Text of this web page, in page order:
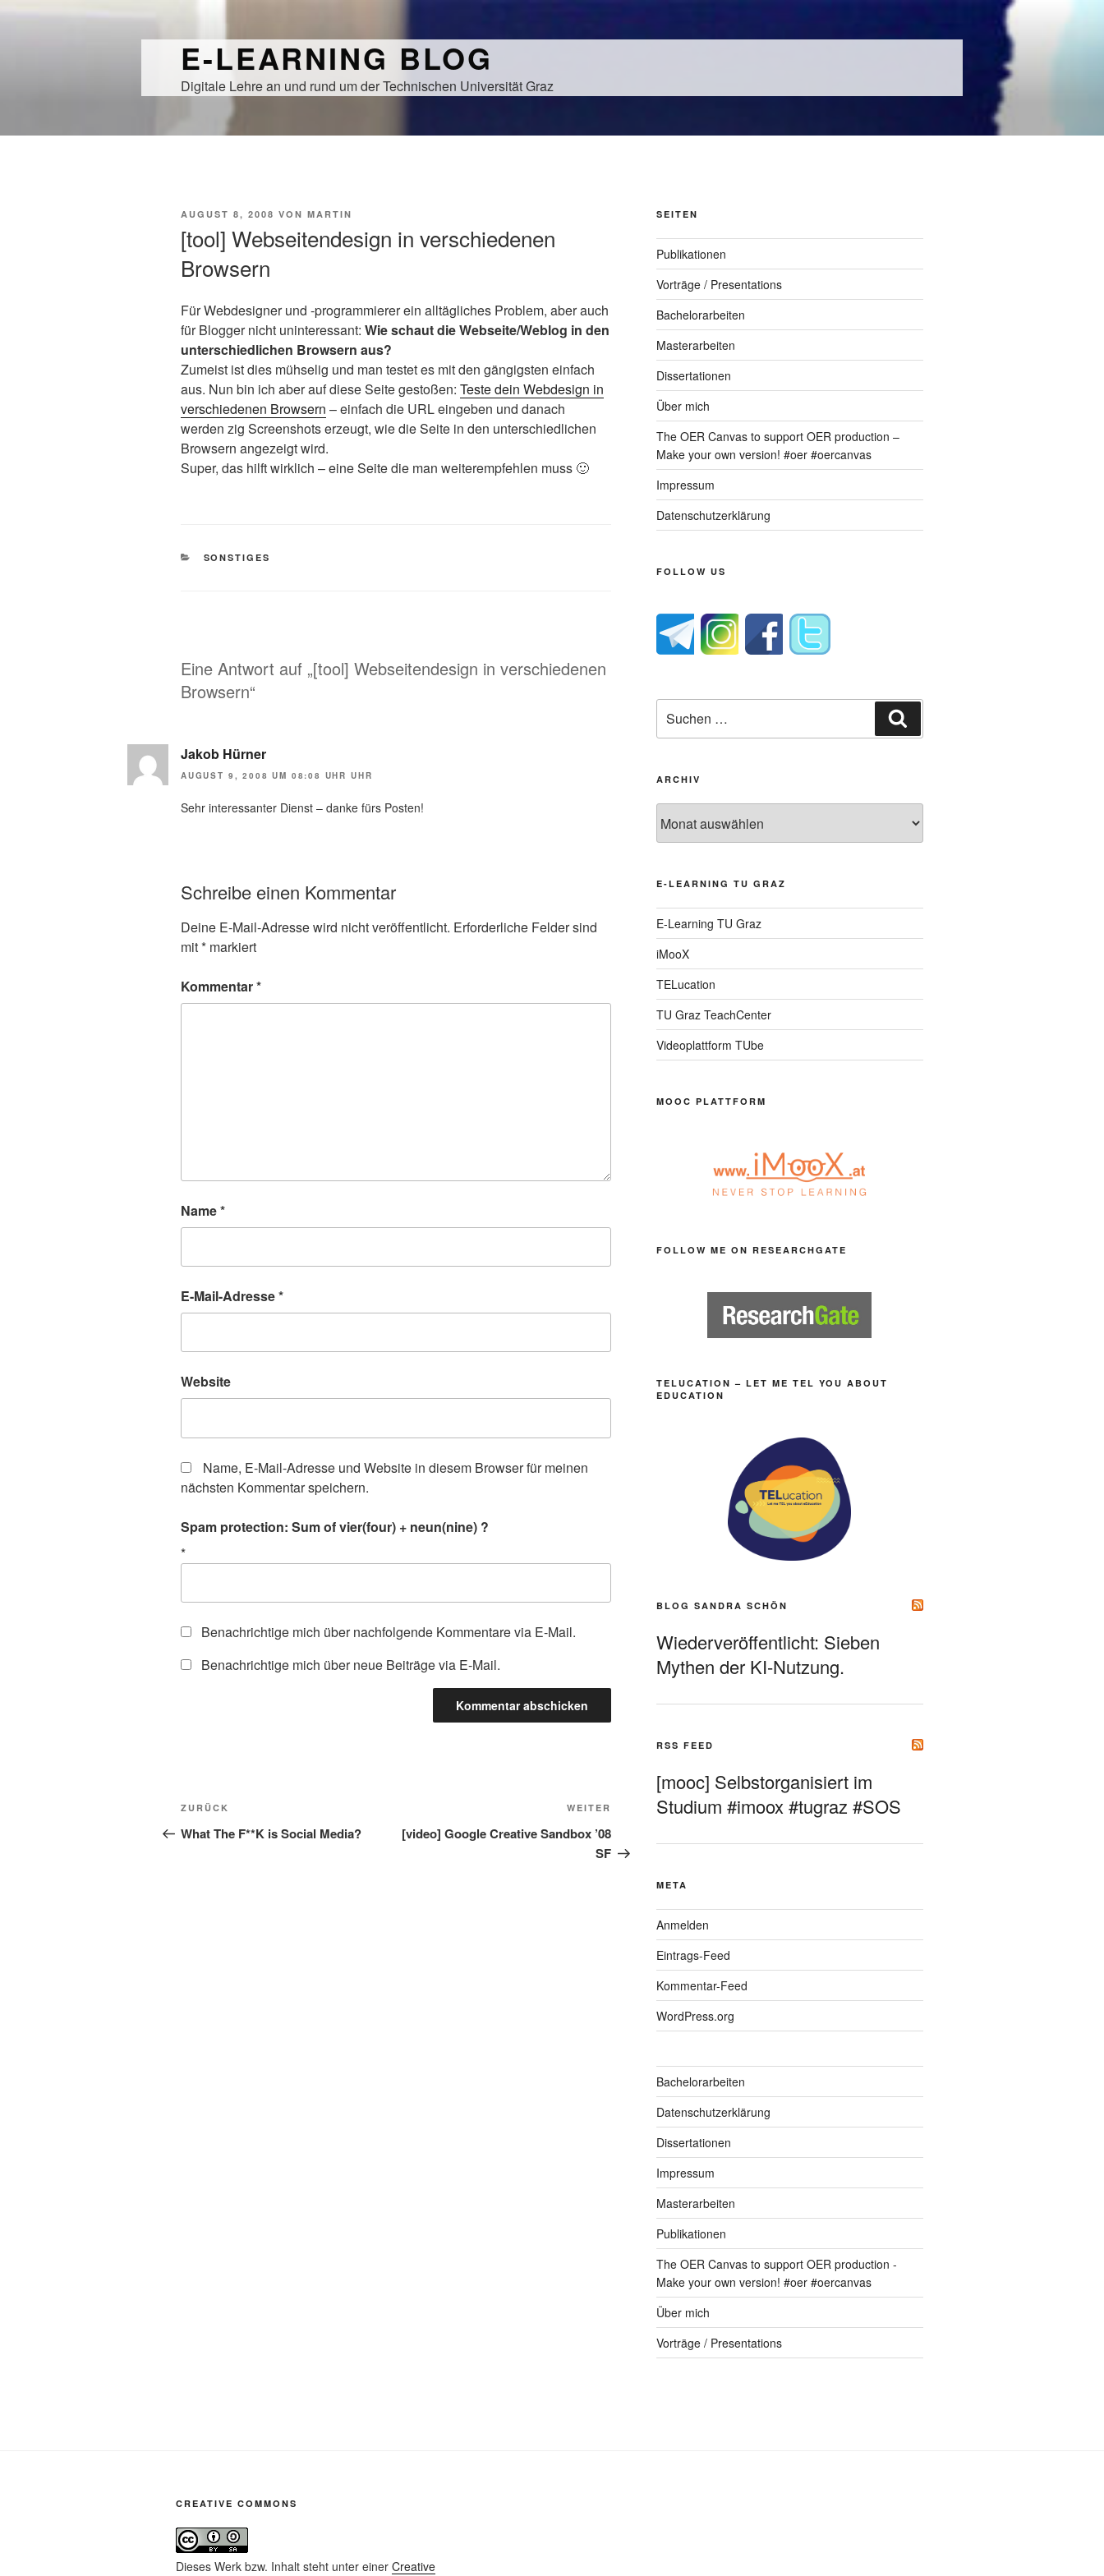
E-LEARNING BLOG
Digitale Lehre an und rund um der Technischen Universität Graz
VERÖFFENTLICHT
AUGUST 8, 2008 VON MARTIN
[tool] Webseitendesign in verschiedenen
Browsern
Für Webdesigner und -programmierer ein alltägliches Problem, aber auch
für Blogger nicht uninteressant: Wie schaut die Webseite/Weblog in den
unterschiedlichen Browsern aus?
Zumeist ist dies mühselig und man testet es mit den gängigsten einfach
aus. Nun bin ich aber auf diese Seite gestoßen: Teste dein Webdesign in
verschiedenen Browsern – einfach die URL eingeben und danach
werden zig Screenshots erzeugt, wie die Seite in den unterschiedlichen
Browsern angezeigt wird.
Super, das hilft wirklich – eine Seite die man weiterempfehlen muss 🙂
KATEGORIEN
SONSTIGES
Eine Antwort auf „[tool] Webseitendesign in verschiedenen
Browsern“
Jakob Hürner
AUGUST 9, 2008 UM 08:08 UHR UHR
Sehr interessanter Dienst – danke fürs Posten!
Schreibe einen Kommentar
Deine E-Mail-Adresse wird nicht veröffentlicht. Erforderliche Felder sind
mit* markiert
Kommentar*
Name*
E-Mail-Adresse*
Website
Name, E-Mail-Adresse und Website in diesem Browser für meinen
nächsten Kommentar speichern.
Spam protection: Sum of vier(four) + neun(nine) ?
*
Benachrichtige mich über nachfolgende Kommentare via E-Mail.
Benachrichtige mich über neue Beiträge via E-Mail.
Beitragsnavigation
Vorheriger
Beitrag
ZURÜCK
What The F**K is Social Media?
Nächster
Beitrag
WEITER
[video] Google Creative Sandbox ’08
SF
SEITEN
Publikationen
Vorträge / Presentations
Bachelorarbeiten
Masterarbeiten
Dissertationen
Über mich
The OER Canvas to support OER production –
Make your own version! #oer #oercanvas
Impressum
Datenschutzerklärung
FOLLOW US
nach:
ARCHIV
E-LEARNING TU GRAZ
E-Learning TU Graz
iMooX
TELucation
TU Graz TeachCenter
Videoplattform TUbe
MOOC PLATTFORM
FOLLOW ME ON RESEARCHGATE
TELUCATION – LET ME TEL YOU ABOUT
EDUCATION
BLOG SANDRA SCHÖN
Wiederveröffentlicht: Sieben
Mythen der KI-Nutzung.
RSS FEED
[mooc] Selbstorganisiert im
Studium #imoox #tugraz #SOS
META
Anmelden
Eintrags-Feed
Kommentar-Feed
WordPress.org
Bachelorarbeiten
Datenschutzerklärung
Dissertationen
Impressum
Masterarbeiten
Publikationen
The OER Canvas to support OER production -
Make your own version! #oer #oercanvas
Über mich
Vorträge / Presentations
CREATIVE COMMONS
Dieses Werk bzw. Inhalt steht unter einer Creative